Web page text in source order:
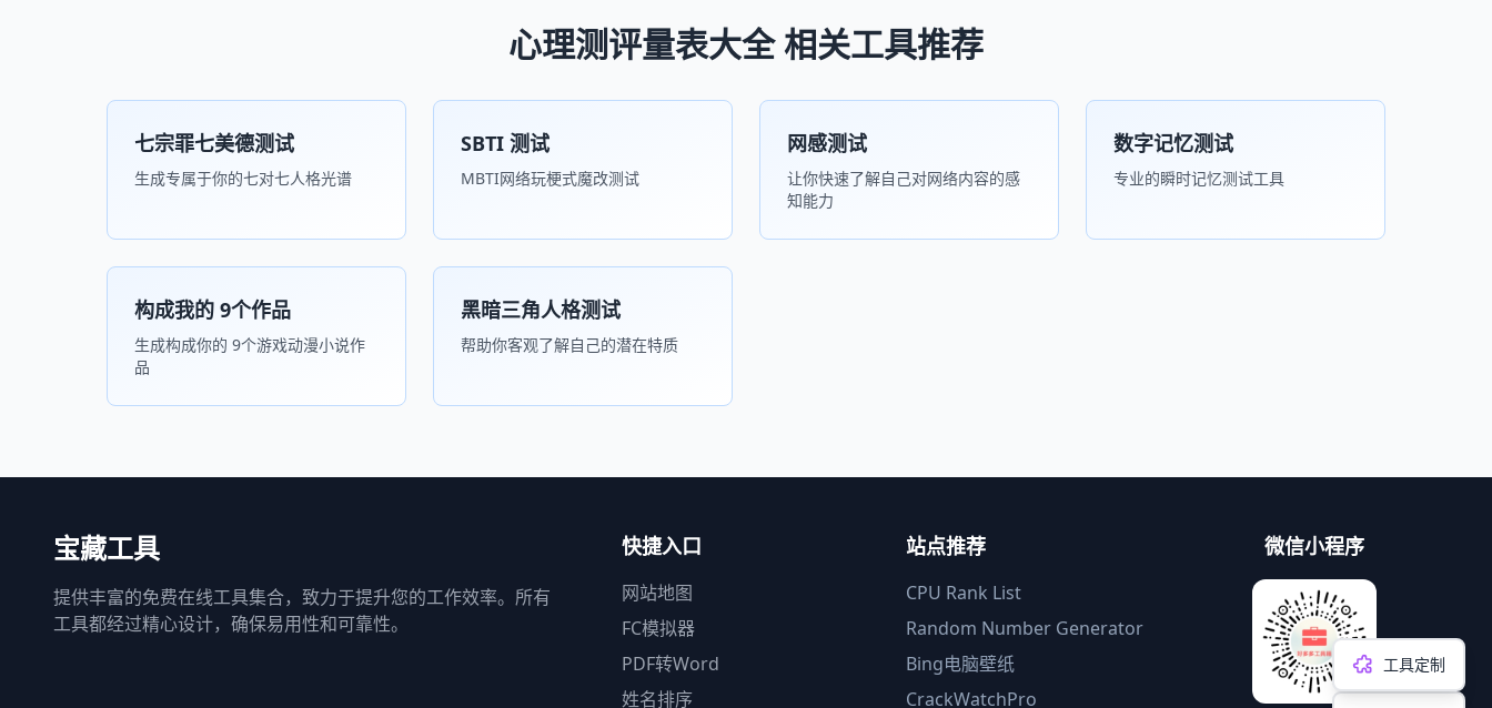
工具定制
心理测评量表大全 相关工具推荐
七宗罪七美德测试
生成专属于你的七对七人格光谱
SBTI 测试
MBTI网络玩梗式魔改测试
网感测试
让你快速了解自己对网络内容的感
知能力
数字记忆测试
专业的瞬时记忆测试工具
构成我的 9个作品
生成构成你的 9个游戏动漫小说作
品
黑暗三角人格测试
帮助你客观了解自己的潜在特质
宝藏工具
提供丰富的免费在线工具集合，致力于提升您的工作效率。所有
工具都经过精心设计，确保易用性和可靠性。
快捷入口
网站地图
FC模拟器
PDF转Word
姓名排序
站点推荐
CPU Rank List
Random Number Generator
Bing电脑壁纸
CrackWatchPro
微信小程序